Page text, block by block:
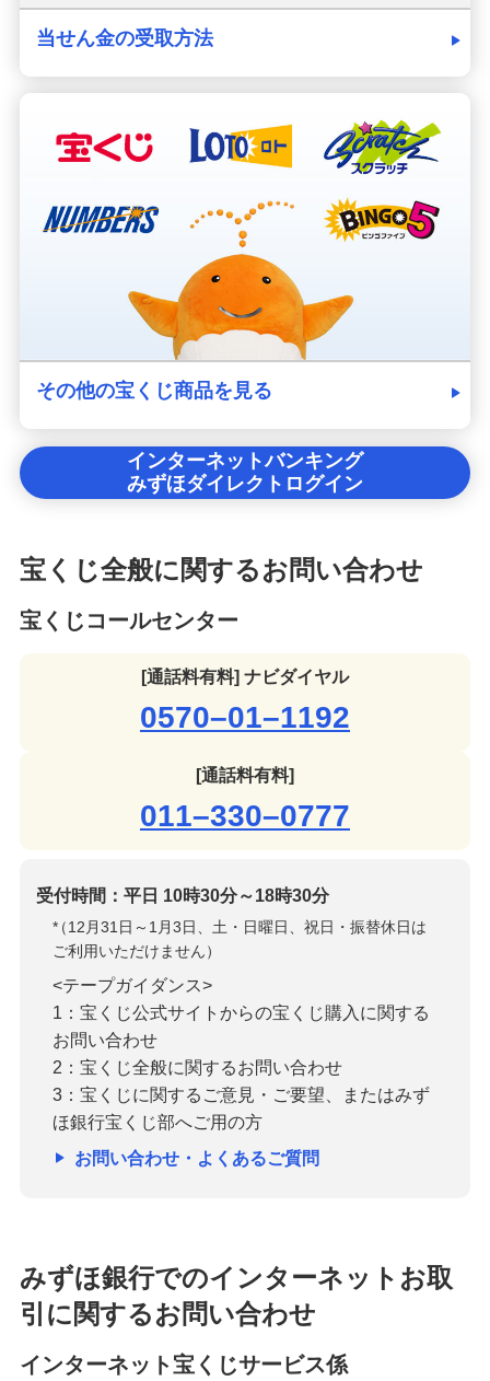
当せん金の受取方法
その他の宝くじ商品を見る
インターネットバンキング
みずほダイレクトログイン
宝くじ全般に関するお問い合わせ
宝くじコールセンター
[通話料有料] ナビダイヤル
0570–01–1192
[通話料有料]
011–330–0777
受付時間：平日 10時30分～18時30分
*
（12月31日～1月3日、土・日曜日、祝日・振替休日は
ご利用いただけません）
<テープガイダンス>
1：宝くじ公式サイトからの宝くじ購入に関する
お問い合わせ
2：宝くじ全般に関するお問い合わせ
3：宝くじに関するご意見・ご要望、またはみず
ほ銀行宝くじ部へご用の方
お問い合わせ・よくあるご質問
みずほ銀行でのインターネットお取
引に関するお問い合わせ
インターネット宝くじサービス係